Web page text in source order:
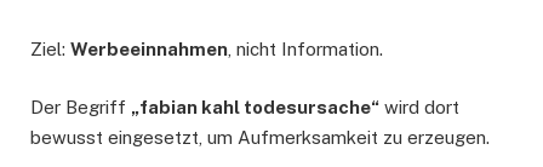
Ziel: Werbeeinnahmen , nicht Information.
Der Begriff „fabian kahl todesursache“ wird dort
bewusst eingesetzt, um Aufmerksamkeit zu erzeugen.